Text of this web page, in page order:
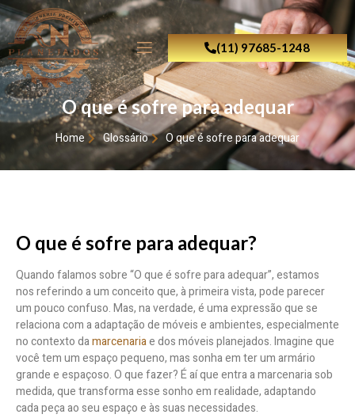
(11) 97685-1248
O que é sofre para adequar
Home Glossário O que é sofre para adequar
O que é sofre para adequar?
Quando falamos sobre “O que é sofre para adequar”, estamos
nos referindo a um conceito que, à primeira vista, pode parecer
um pouco confuso. Mas, na verdade, é uma expressão que se
relaciona com a adaptação de móveis e ambientes, especialmente
no contexto damarcenariae dos móveis planejados. Imagine que
você tem um espaço pequeno, mas sonha em ter um armário
grande e espaçoso. O que fazer? É aí que entra a marcenaria sob
medida, que transforma esse sonho em realidade, adaptando
cada peça ao seu espaço e às suas necessidades.